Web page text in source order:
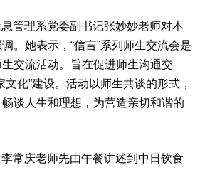
管理系党委副书记张妙妙老师对本
。她表示，“信言”系列师生交流会是
交流活动。旨在促进师生沟通交
化”建设。活动以师生共谈的形式，
谈人生和理想，为营造亲切和谐的
常庆老师先由午餐讲述到中日饮食